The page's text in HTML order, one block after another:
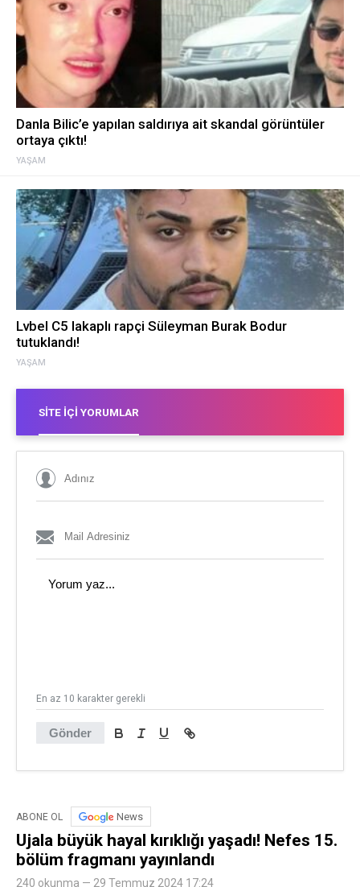
YAŞAM
Danla Bilic’e yapılan saldırıya ait skandal görüntüler
ortaya çıktı!
YAŞAM
Lvbel C5 lakaplı rapçi Süleyman Burak Bodur
tutuklandı!
SITE İÇI YORUMLAR
Gönder
En az 10 karakter gerekli
ABONE OL News
Ujala büyük hayal kırıklığı yaşadı! Nefes 15.
bölüm fragmanı yayınlandı
240 okunma — 29 Temmuz 2024 17:24